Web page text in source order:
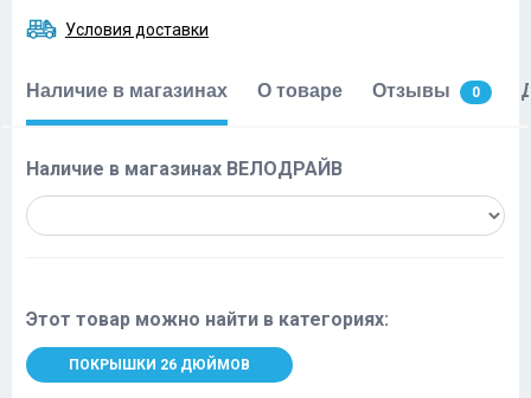
Условия доставки
Наличие в магазинах О товаре Отзывы 0
Наличие в магазинах ВЕЛОДРАЙВ
Этот товар можно найти в категориях:
ПОКРЫШКИ 26 ДЮЙМОВ